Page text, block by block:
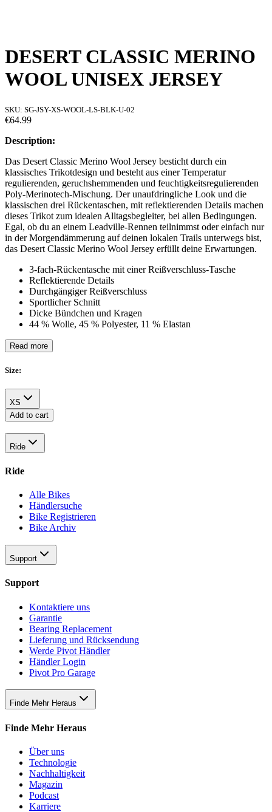
DESERT CLASSIC MERINO
WOOL UNISEX JERSEY
SKU: SG-JSY-XS-WOOL-LS-BLK-U-02
€64.99
Description:
Das Desert Classic Merino Wool Jersey besticht durch ein
klassisches Trikotdesign und besteht aus einer Temperatur
regulierenden, geruchshemmenden und feuchtigkeitsregulierenden
Poly-Merinotech-Mischung. Der unaufdringliche Look und die
klassischen drei Rückentaschen, mit reflektierenden Details machen
dieses Trikot zum idealen Alltagsbegleiter, bei allen Bedingungen.
Egal, ob du an einem Leadville-Rennen teilnimmst oder einfach nur
in der Morgendämmerung auf deinen lokalen Trails unterwegs bist,
das Desert Classic Merino Wool Jersey erfüllt deine Erwartungen.
3-fach-Rückentasche mit einer Reißverschluss-Tasche
Reflektierende Details
Durchgängiger Reißverschluss
Sportlicher Schnitt
Dicke Bündchen und Kragen
44 % Wolle, 45 % Polyester, 11 % Elastan
Read more
Size:
XS
Add to cart
Ride
Ride
Alle Bikes
Händlersuche
Bike Registrieren
Bike Archiv
Support
Support
Kontaktiere uns
Garantie
Bearing Replacement
Lieferung und Rücksendung
Werde Pivot Händler
Händler Login
Pivot Pro Garage
Finde Mehr Heraus
Finde Mehr Heraus
Über uns
Technologie
Nachhaltigkeit
Magazin
Podcast
Karriere